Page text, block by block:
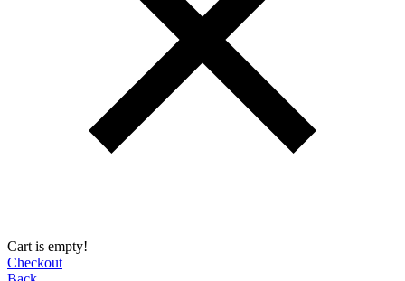
Cart is empty!
Checkout